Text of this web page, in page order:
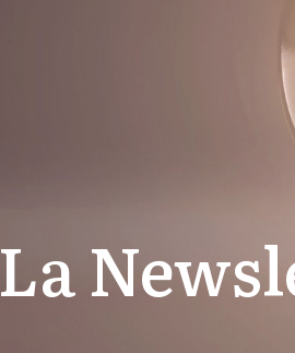
La